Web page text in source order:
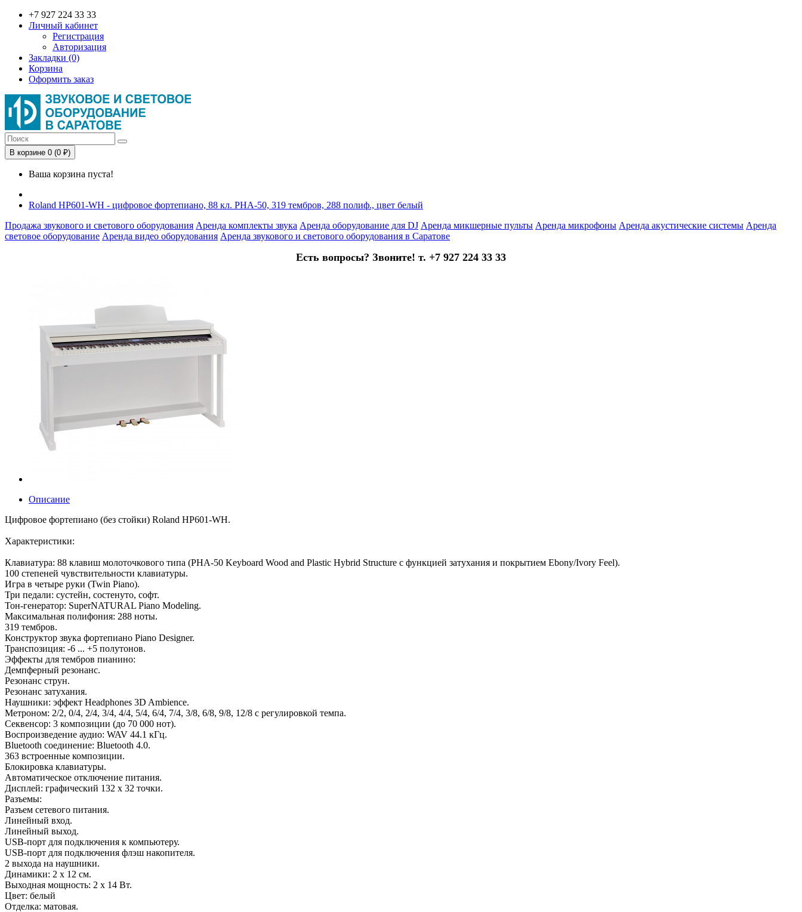
+7 927 224 33 33
Личный кабинет
Регистрация
Авторизация
Закладки (0)
Корзина
Оформить заказ
В корзине 0 (0 ₽)
Ваша корзина пуста!
Roland HP601-WH - цифровое фортепиано, 88 кл. PHA-50, 319 тембров, 288 полиф., цвет белый
Продажа звукового и светового оборудования Аренда комплекты звука Аренда оборудование для DJ Аренда микшерные пульты Аренда микрофоны Аренда акустические системы Аренда
световое оборудование Аренда видео оборудования Аренда звукового и светового оборудования в Саратове
Есть вопросы? Звоните! т. +7 927 224 33 33
Описание
Цифровое фортепиано (без стойки) Roland HP601-WH.
Характеристики:
Клавиатура: 88 клавиш молоточкового типа (PHA-50 Keyboard Wood and Plastic Hybrid Structure с функцией затухания и покрытием Ebony/Ivory Feel).
100 степеней чувствительности клавиатуры.
Игра в четыре руки (Twin Piano).
Три педали: сустейн, состенуто, софт.
Тон-генератор: SuperNATURAL Piano Modeling.
Максимальная полифония: 288 ноты.
319 тембров.
Конструктор звука фортепиано Piano Designer.
Транспозиция: -6 ... +5 полутонов.
Эффекты для тембров пианино:
Демпферный резонанс.
Резонанс струн.
Резонанс затухания.
Наушники: эффект Headphones 3D Ambience.
Метроном: 2/2, 0/4, 2/4, 3/4, 4/4, 5/4, 6/4, 7/4, 3/8, 6/8, 9/8, 12/8 с регулировкой темпа.
Секвенсор: 3 композиции (до 70 000 нот).
Воспроизведение аудио: WAV 44.1 кГц.
Bluetooth соединение: Bluetooth 4.0.
363 встроенные композиции.
Блокировка клавиатуры.
Автоматическое отключение питания.
Дисплей: графический 132 x 32 точки.
Разъемы:
Разъем сетевого питания.
Линейный вход.
Линейный выход.
USB-порт для подключения к компьютеру.
USB-порт для подключения флэш накопителя.
2 выхода на наушники.
Динамики: 2 x 12 см.
Выходная мощность: 2 x 14 Вт.
Цвет: белый
Отделка: матовая.